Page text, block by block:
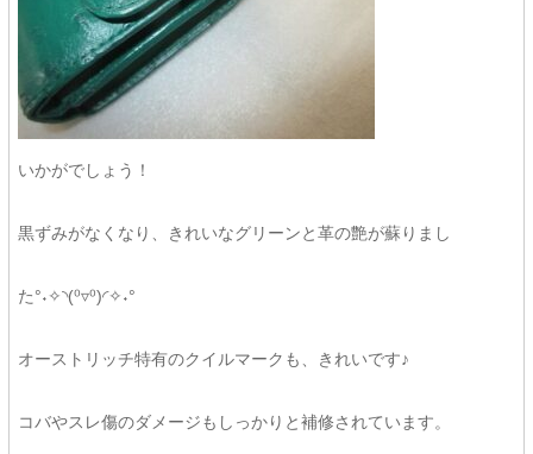
いかがでしょう！
黒ずみがなくなり、きれいなグリーンと革の艶が蘇りまし
た°˖✧◝(⁰▿⁰)◜✧˖°
オーストリッチ特有のクイルマークも、きれいです♪
コバやスレ傷のダメージもしっかりと補修されています。